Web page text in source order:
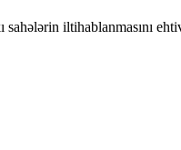
sahələrin iltihablanmasını